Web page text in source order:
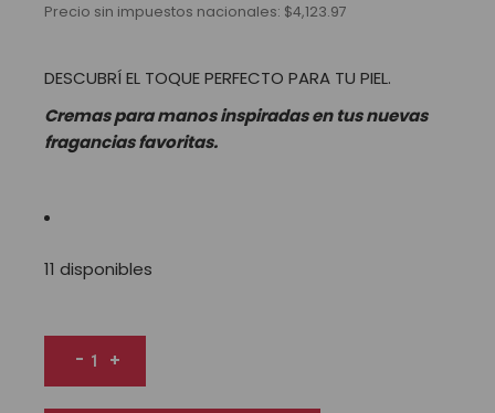
Precio sin impuestos nacionales: $4,123.97
DESCUBRÍ EL TOQUE PERFECTO PARA TU PIEL.
Cremas para manos inspiradas en tus nuevas
fragancias favoritas.
11 disponibles
Isabella Crema para manos perfumada 30 g cantidad
- +